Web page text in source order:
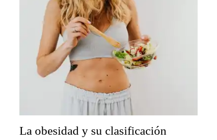
La obesidad y su clasificación